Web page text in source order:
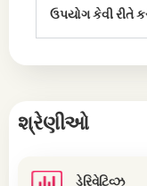
ઉપયોગ કેવી રીતે
શ્રેણીઓ
ડેરિવેટિવ્ઝ